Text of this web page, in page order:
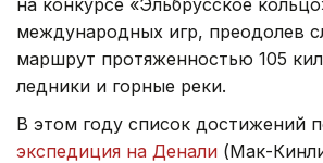
международных игр, преодолев
маршрут протяженностью 105
ледники и горные реки.
В этом году список достижений
экспедиция на Денали (Мак-